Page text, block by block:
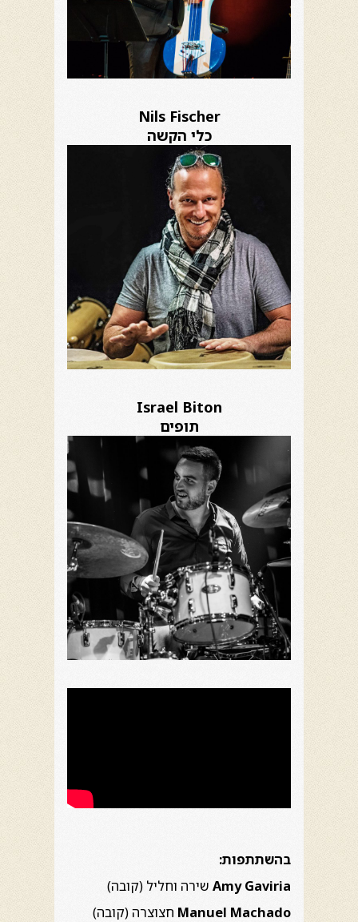
Nils Fischer
כלי הקשה
Israel Biton
תופים
בהשתתפות:
Amy Gaviria שירה וחליל (קובה)
Manuel Machado חצוצרה (קובה)